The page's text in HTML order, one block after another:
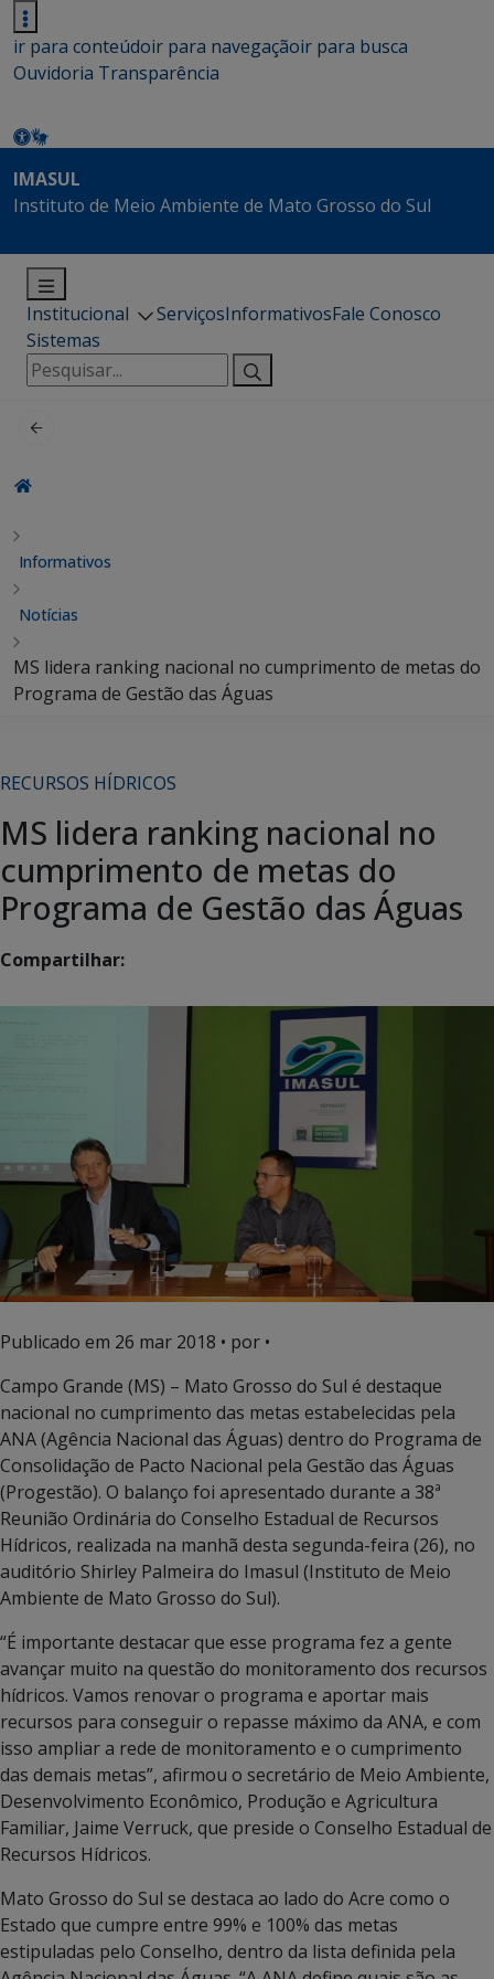
ir para conteúdoir para navegaçãoir para busca
Ouvidoria Transparência
IMASUL
Instituto de Meio Ambiente de Mato Grosso do Sul
Institucional ServiçosInformativosFale Conosco
Sistemas
Pesquisar
por:
Informativos
Notícias
MS lidera ranking nacional no cumprimento de metas do
Programa de Gestão das Águas
RECURSOS HÍDRICOS
MS lidera ranking nacional no
cumprimento de metas do
Programa de Gestão das Águas
Compartilhar:
Publicado em 26 mar 2018 • por •
Campo Grande (MS) – Mato Grosso do Sul é destaque
nacional no cumprimento das metas estabelecidas pela
ANA (Agência Nacional das Águas) dentro do Programa de
Consolidação de Pacto Nacional pela Gestão das Águas
(Progestão). O balanço foi apresentado durante a 38ª
Reunião Ordinária do Conselho Estadual de Recursos
Hídricos, realizada na manhã desta segunda-feira (26), no
auditório Shirley Palmeira do Imasul (Instituto de Meio
Ambiente de Mato Grosso do Sul).
“É importante destacar que esse programa fez a gente
avançar muito na questão do monitoramento dos recursos
hídricos. Vamos renovar o programa e aportar mais
recursos para conseguir o repasse máximo da ANA, e com
isso ampliar a rede de monitoramento e o cumprimento
das demais metas”, afirmou o secretário de Meio Ambiente,
Desenvolvimento Econômico, Produção e Agricultura
Familiar, Jaime Verruck, que preside o Conselho Estadual de
Recursos Hídricos.
Mato Grosso do Sul se destaca ao lado do Acre como o
Estado que cumpre entre 99% e 100% das metas
estipuladas pelo Conselho, dentro da lista definida pela